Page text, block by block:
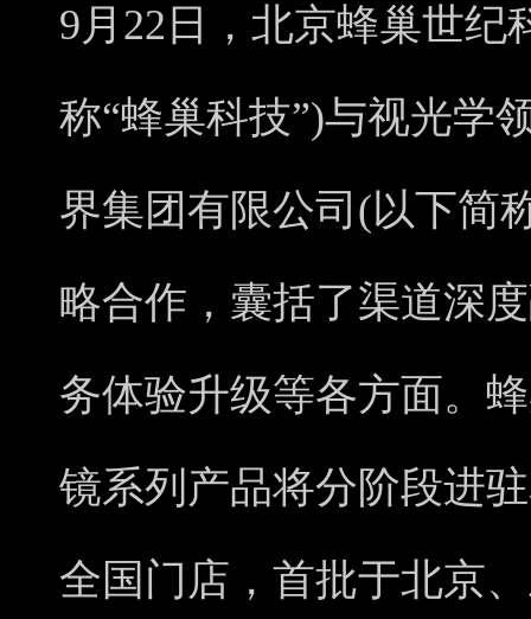
9月22日，北京蜂巢世纪
称“蜂巢科技”)与视光学
界集团有限公司(以下简
略合作，囊括了渠道深
务体验升级等各方面。
镜系列产品将分阶段进
全国门店，首批于北京